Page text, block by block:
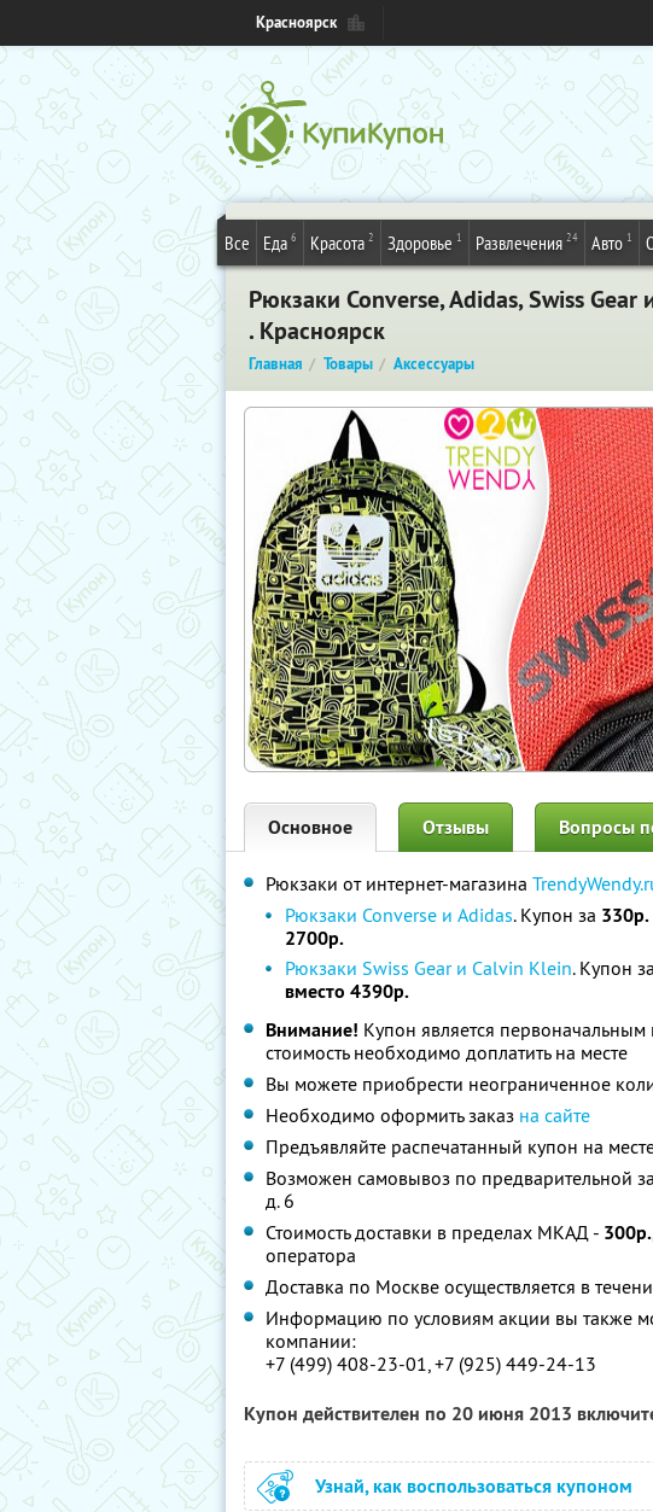
Красноярск
Все Еда 6 Красота 2 Здоровье 1 Развлечения 24 Авто 1
Рюкзаки Converse, Adidas, Swiss
. Красноярск
Главная Товары Аксессуары
Основное Отзывы Вопросы
Рюкзаки от интернет-магазина
Рюкзаки Converse и Adidas. Купон за 330р.
2700р.
Рюкзаки Swiss Gear и Calvin Klein. Купон за
вместо 4390р.
Внимание! Купон является
стоимость необходимо доплатить на месте
Вы можете приобрести неограниченное
Необходимо оформить заказ на сайте
Предъявляйте распечатанный купон на
Возможен самовывоз по предварительной
д. 6
Стоимость доставки в пределах МКАД - 300р.
оператора
Доставка по Москве осуществляется в
Информацию по условиям акции вы также
компании:
+7 (499) 408-23-01, +7 (925) 449-24-13
Купон действителен по 20 июня 2013
Узнай, как воспользоваться купоном